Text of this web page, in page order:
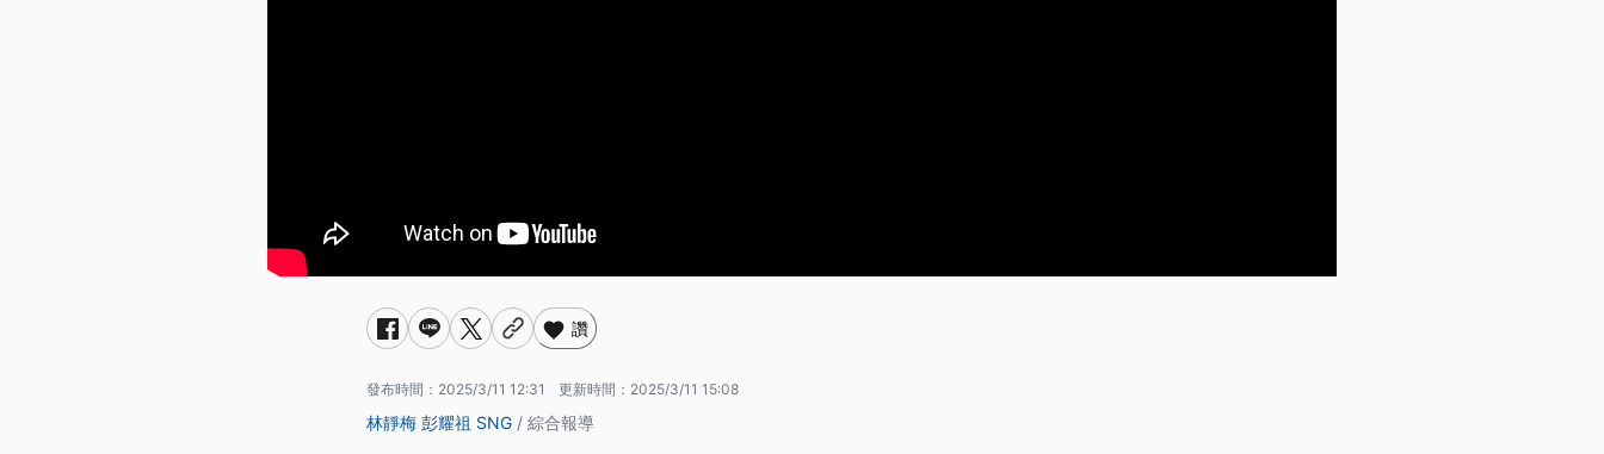
讚
發布時間： 2025/3/11 12:31 更新時間： 2025/3/11 15:08
林靜梅 彭耀祖 SNG / 綜合報導